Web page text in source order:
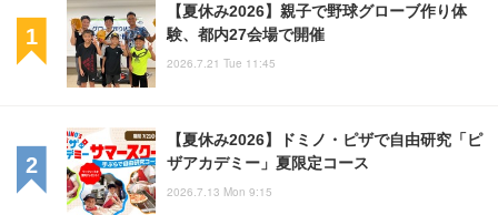
【夏休み2026】親子で野球グローブ作り体
験、都内27会場で開催
2026.7.21 Tue 11:45
【夏休み2026】ドミノ・ピザで自由研究「ピ
ザアカデミー」夏限定コース
2026.7.13 Mon 9:15